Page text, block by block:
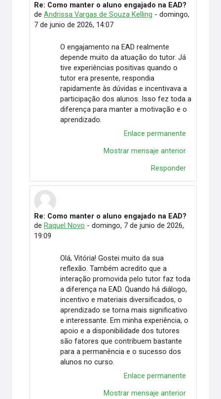
En respuesta a Vitória Duarte Wingert
Re: Como manter o aluno engajado na EAD?
de Andrissa Vargas de Souza Kelling - domingo,
7 de junio de 2026, 14:07
O engajamento na EAD realmente
depende muito da atuação do tutor. Já
tive experiências positivas quando o
tutor era presente, respondia
rapidamente às dúvidas e incentivava a
participação dos alunos. Isso fez toda a
diferença para manter a motivação e o
aprendizado.
Enlace permanente
Mostrar mensaje anterior
Responder
En respuesta a Vitória Duarte Wingert
Re: Como manter o aluno engajado na EAD?
de Raquel Novo - domingo, 7 de junio de 2026,
19:09
Olá, Vitória! Gostei muito da sua
reflexão. Também acredito que a
interação promovida pelo tutor faz toda
a diferença na EAD. Quando há diálogo,
incentivo e materiais diversificados, o
aprendizado se torna mais significativo
e interessante. Em minha experiência, o
apoio e a disponibilidade dos tutores
são fatores que contribuem bastante
para a permanência e o sucesso dos
alunos no curso.
Enlace permanente
Mostrar mensaje anterior